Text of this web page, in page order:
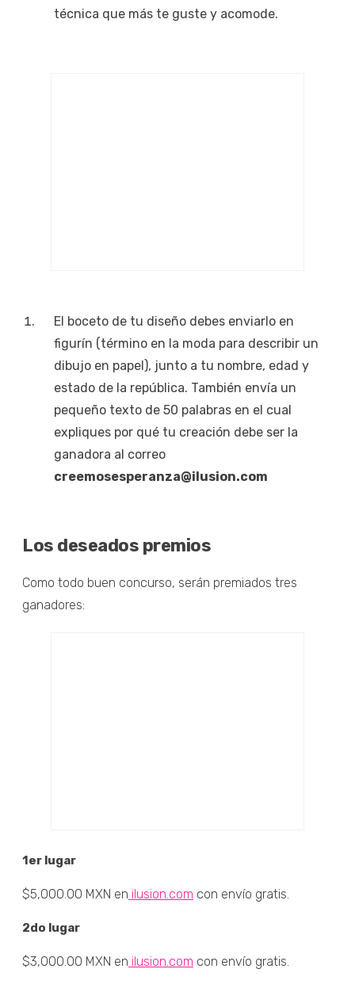
técnica que más te guste y acomode.
El boceto de tu diseño debes enviarlo en
figurín (término en la moda para describir un
dibujo en papel), junto a tu nombre, edad y
estado de la república. También envía un
pequeño texto de 50 palabras en el cual
expliques por qué tu creación debe ser la
ganadora al correo
creemosesperanza@ilusion.com
Los deseados premios
Como todo buen concurso, serán premiados tres
ganadores:
1er lugar
$5,000.00 MXN en ilusion.com con envío gratis.
2do lugar
$3,000.00 MXN en ilusion.com con envío gratis.